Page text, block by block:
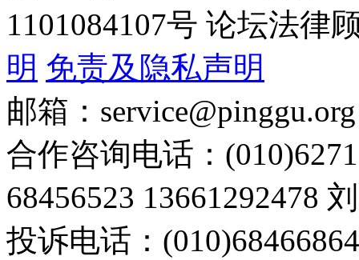
1101084107号 论坛法律
明 免责及隐私声明
邮箱：service@pinggu.org
合作咨询电话：
68456523 13661292478
投诉电话：